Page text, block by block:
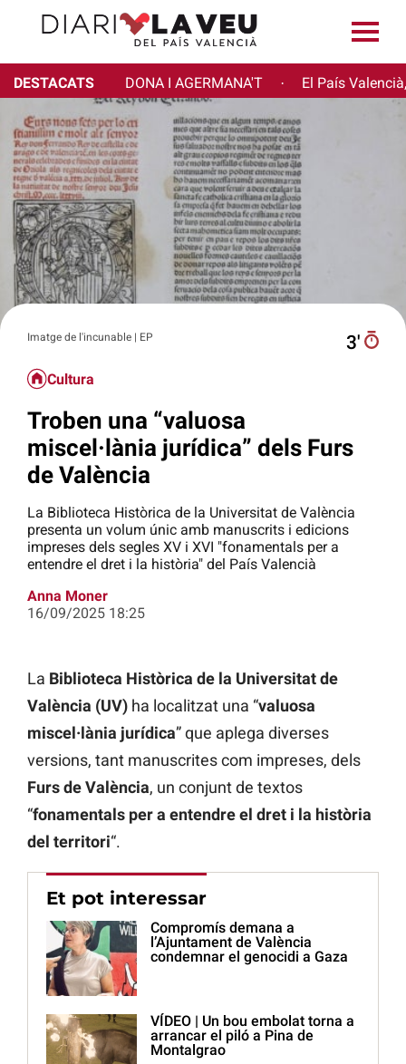
DESTACATS DONA I AGERMANA'T · El País
Imatge de l'incunable | EP 3′
Cultura
Troben una “valuosa
miscel·lània jurídica” dels Furs
de València
La Biblioteca Històrica de la Universitat de València
presenta un volum únic amb manuscrits i edicions
impreses dels segles XV i XVI "fonamentals per a
entendre el dret i la història" del País Valencià
Anna Moner
16/09/2025 18:25
La Biblioteca Històrica de la Universitat de
València (UV) ha localitzat una “valuosa
miscel·lània jurídica” que aplega diverses
versions, tant manuscrites com impreses, dels
Furs de València, un conjunt de textos
“fonamentals per a entendre el dret i la història
del territori“.
Et pot interessar
Compromís demana a
l’Ajuntament de València
condemnar el genocidi a Gaza
VÍDEO | Un bou embolat torna a
arrancar el piló a Pina de
Montalgrao